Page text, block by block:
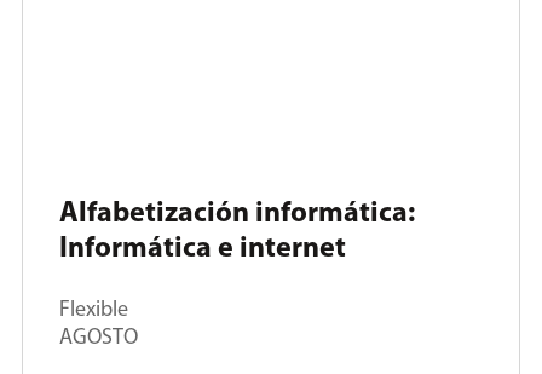
Alfabetización informática:
Informática e internet
Flexible
AGOSTO